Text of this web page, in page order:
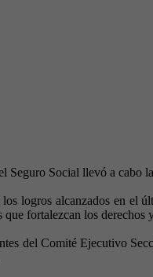
Social llevó a cabo
logros alcanzados en el
fortalezcan los derechos
del Comité Ejecutivo